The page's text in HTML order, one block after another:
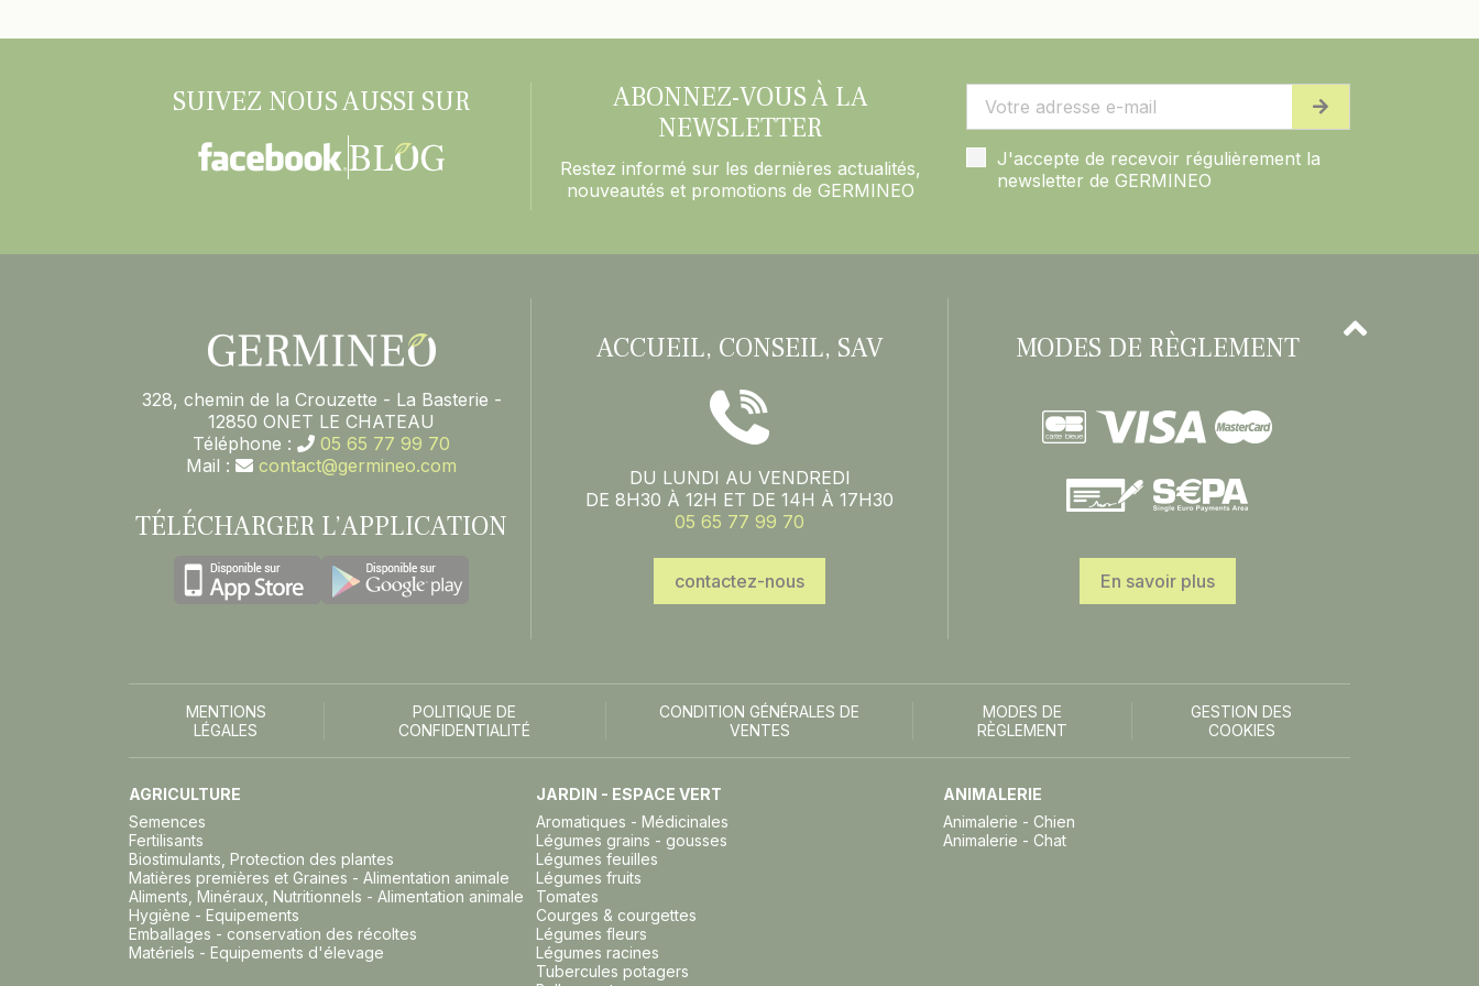
SUIVEZ NOUS AUSSI SUR
ABONNEZ-VOUS À LA
NEWSLETTER
Restez informé sur les dernières actualités,
nouveautés et promotions de GERMINEO
J'accepte de recevoir régulièrement la
newsletter de GERMINEO
328, chemin de la Crouzette - La Basterie -
12850 ONET LE CHATEAU
Téléphone :
05 65 77 99 70
Mail :
contact@germineo.com
TÉLÉCHARGER L’APPLICATION
ACCUEIL, CONSEIL, SAV
DU LUNDI AU VENDREDI
DE 8H30 À 12H ET DE 14H À 17H30
05 65 77 99 70
contactez-nous
MODES DE RÈGLEMENT
En savoir plus
MENTIONS
LÉGALES
POLITIQUE DE
CONFIDENTIALITÉ
CONDITION GÉNÉRALES DE
VENTES
MODES DE
RÈGLEMENT
GESTION DES
COOKIES
AGRICULTURE
Semences
Fertilisants
Biostimulants, Protection des plantes
Matières premières et Graines - Alimentation animale
Aliments, Minéraux, Nutritionnels - Alimentation animale
Hygiène - Equipements
Emballages - conservation des récoltes
Matériels - Equipements d'élevage
JARDIN - ESPACE VERT
Aromatiques - Médicinales
Légumes grains - gousses
Légumes feuilles
Légumes fruits
Tomates
Courges & courgettes
Légumes fleurs
Légumes racines
Tubercules potagers
ANIMALERIE
Animalerie - Chien
Animalerie - Chat